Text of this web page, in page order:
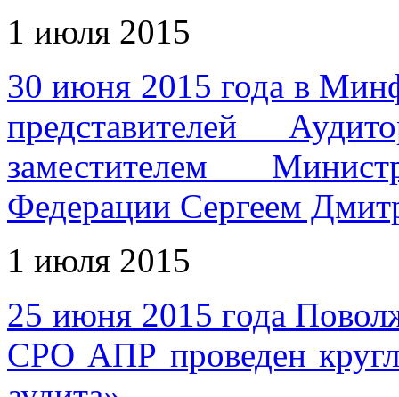
1 июля 2015
30 июня 2015 года в
представителей
заместителем
Федерации Сергеем
1 июля 2015
25 июня 2015 года
СРО АПР проведен